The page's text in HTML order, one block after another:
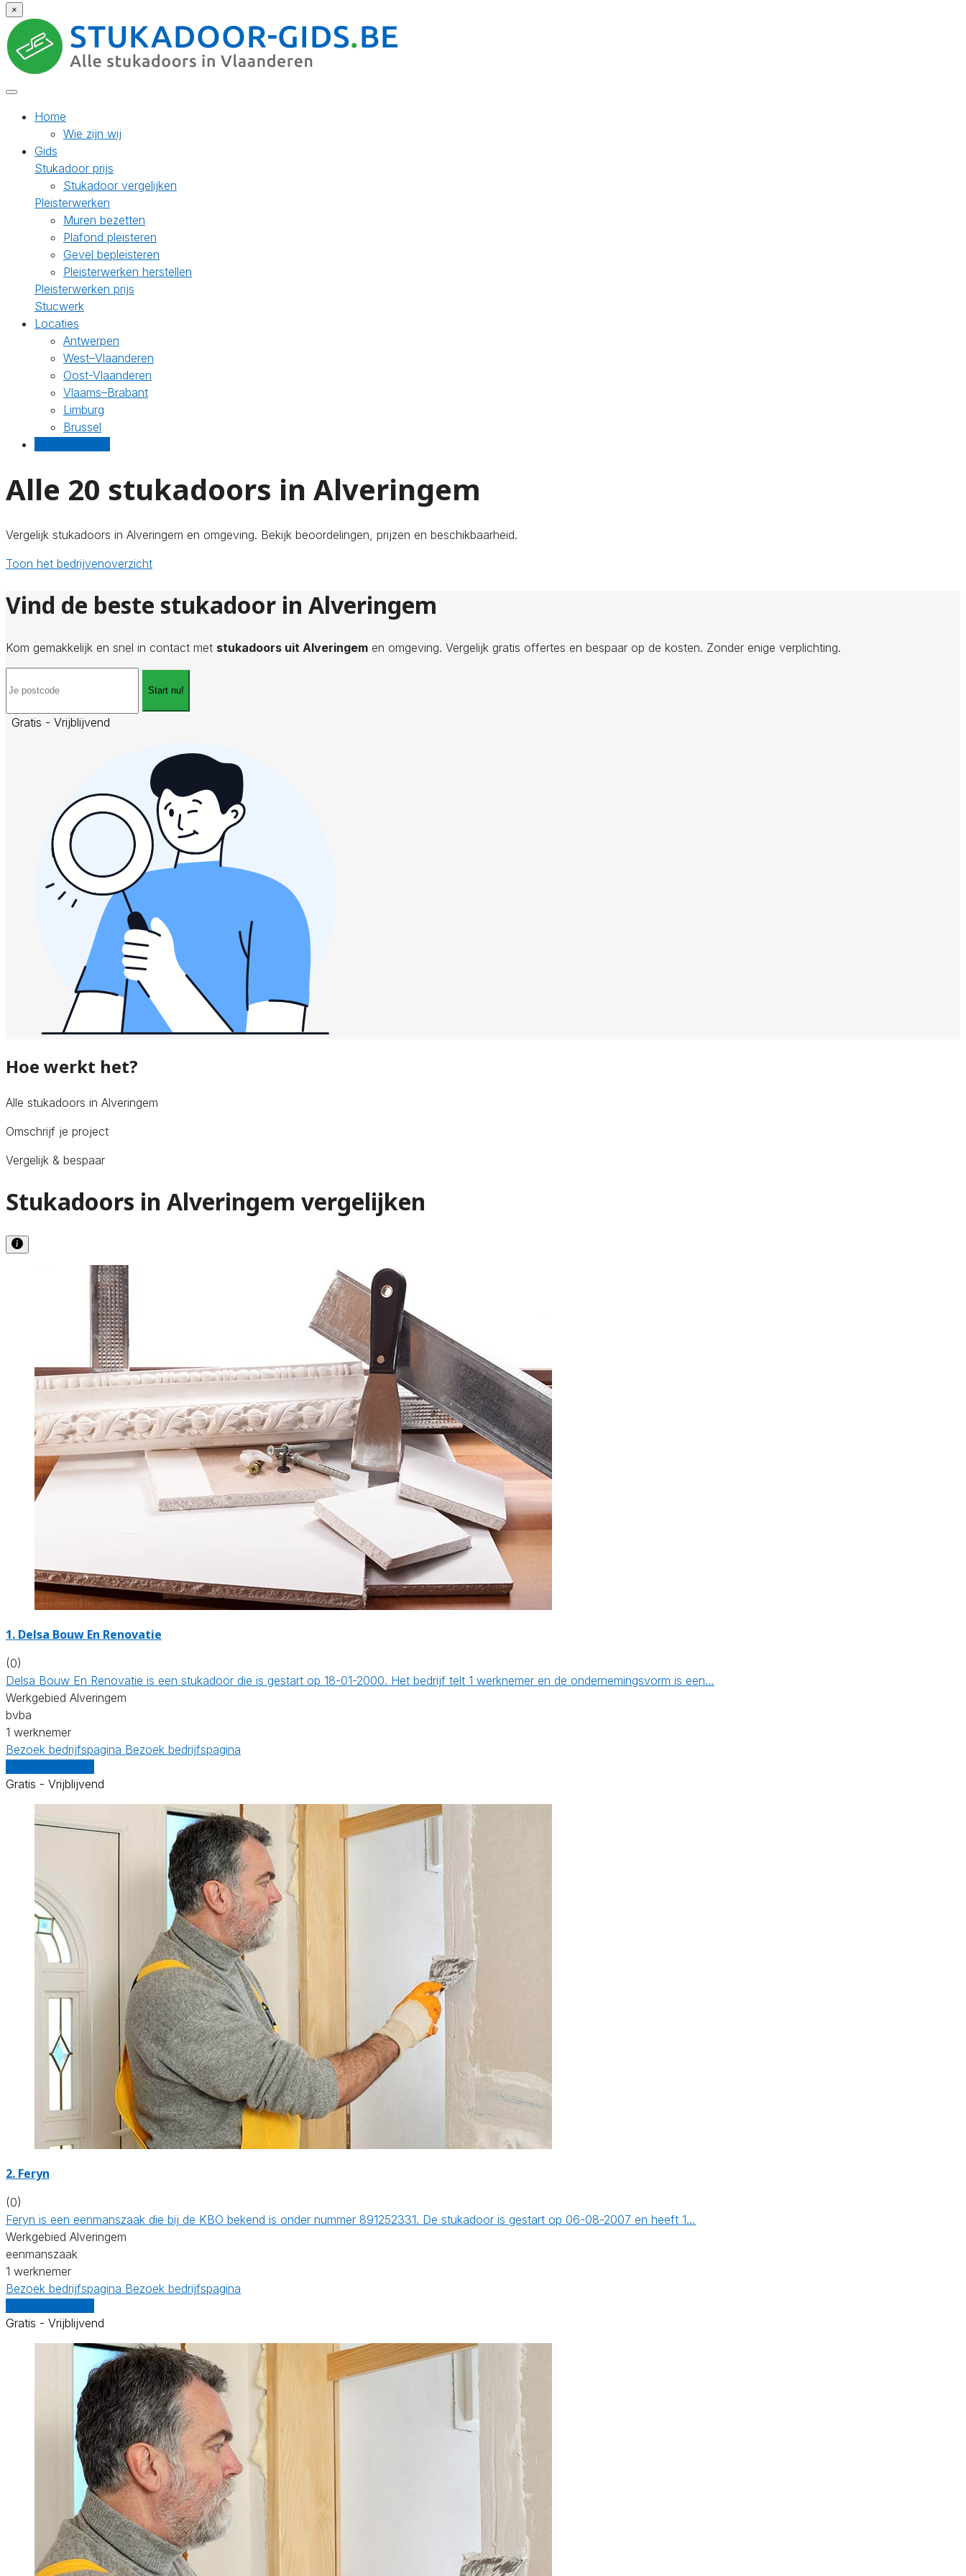
×
Home
Wie zijn wij
Gids
Stukadoor prijs
Stukadoor vergelijken
Pleisterwerken
Muren bezetten
Plafond pleisteren
Gevel bepleisteren
Pleisterwerken herstellen
Pleisterwerken prijs
Stucwerk
Locaties
Antwerpen
West–Vlaanderen
Oost-Vlaanderen
Vlaams–Brabant
Limburg
Brussel
Alle 20 stukadoors in Alveringem
Vergelijk stukadoors in Alveringem en omgeving. Bekijk beoordelingen, prijzen en beschikbaarheid.
Toon het bedrijvenoverzicht
Vind de beste stukadoor in Alveringem
Kom gemakkelijk en snel in contact met stukadoors uit Alveringem en omgeving. Vergelijk gratis offertes en bespaar op de kosten. Zonder enige verplichting.
Start nu!
Gratis - Vrijblijvend
Hoe werkt het?
Alle stukadoors in Alveringem
Omschrijf je project
Vergelijk & bespaar
Stukadoors in Alveringem vergelijken
1. Delsa Bouw En Renovatie
(0)
Delsa Bouw En Renovatie is een stukadoor die is gestart op 18-01-2000. Het bedrijf telt 1 werknemer en de ondernemingsvorm is een…
Werkgebied Alveringem
bvba
1 werknemer
Bezoek bedrijfspagina Bezoek bedrijfspagina
Gratis - Vrijblijvend
2. Feryn
(0)
Feryn is een eenmanszaak die bij de KBO bekend is onder nummer 891252331. De stukadoor is gestart op 06-08-2007 en heeft 1…
Werkgebied Alveringem
eenmanszaak
1 werknemer
Bezoek bedrijfspagina Bezoek bedrijfspagina
Gratis - Vrijblijvend